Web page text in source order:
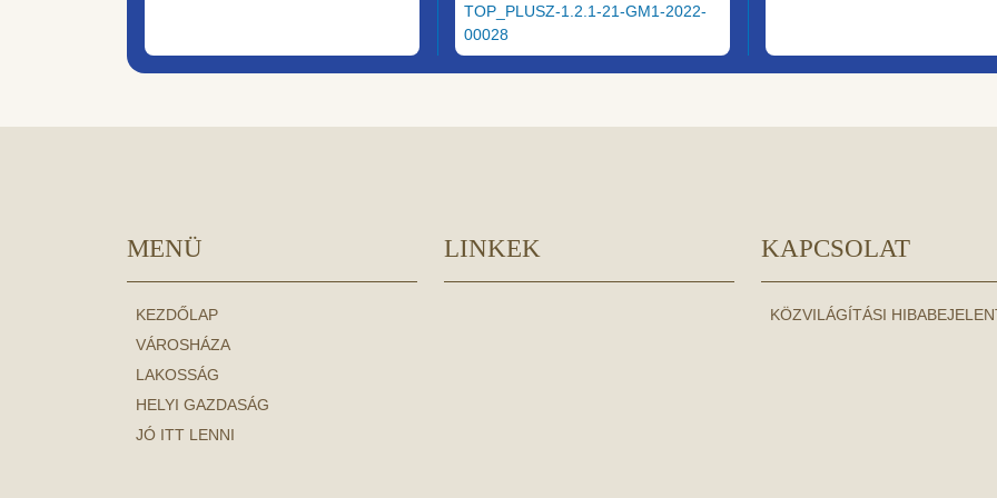
TOP_PLUSZ-1.2.1-21-GM1-2022-
00028
MENÜ
KEZDŐLAP
VÁROSHÁZA
LAKOSSÁG
HELYI GAZDASÁG
JÓ ITT LENNI
LINKEK KAPCSOLAT
KÖZVILÁGÍTÁSI